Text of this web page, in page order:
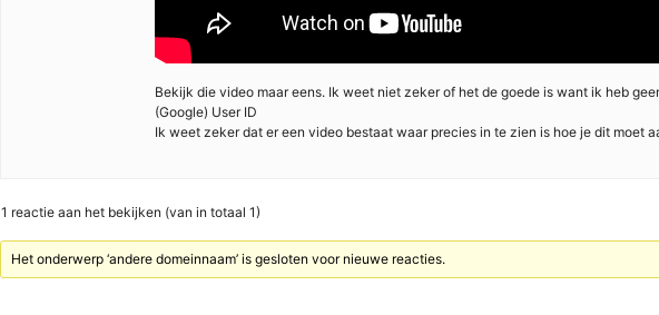
Bekijk die video maar eens. Ik weet niet zeker of het de goede is want ik heb
(Google) User ID
Ik weet zeker dat er een video bestaat waar precies in te zien is hoe je dit moet
1 reactie aan het bekijken (van in totaal 1)
Het onderwerp ‘andere domeinnaam’ is gesloten voor nieuwe reacties.